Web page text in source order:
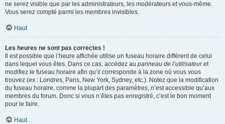
ne serez visible que par les administrateurs, les modérateurs et vous-même.
Vous serez compté parmi les membres invisibles.
Haut
Les heures ne sont pas correctes !
Il est possible que l’heure affichée utilise un fuseau horaire différent de celui
dans lequel vous êtes. Dans ce cas, accédez au panneau de l’utilisateuret
modifiez le fuseau horaire afin qu’il corresponde à la zone où vous vous
trouvez (ex : Londres, Paris, New York, Sydney, etc.). Notez que la modification
du fuseau horaire, comme la plupart des paramètres, n’est accessible qu’aux
membres du forum. Donc si vous n’êtes pas enregistré, c’est le bon moment
pour le faire.
Haut